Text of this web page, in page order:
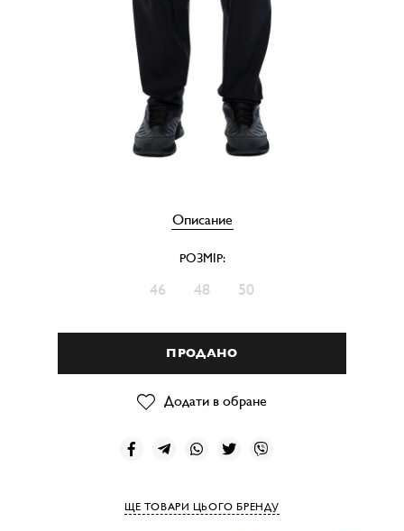
Описание
РОЗМІР:
46 48 50
ПРОДАНО
Додати в обране
ЩЕ ТОВАРИ ЦЬОГО БРЕНДУ